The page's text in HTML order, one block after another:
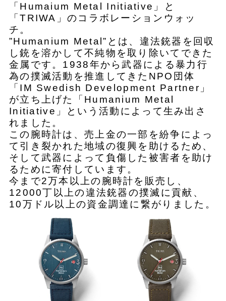
「Humaium Metal Initiative」と
「TRIWA」のコラボレーションウォッ
チ。
”Humanium Metal”とは、違法銃器を回収
し銃を溶かして不純物を取り除いてできた
金属です。1938年から武器による暴力行
為の撲滅活動を推進してきたNPO団体
「IM Swedish Development Partner」
が立ち上げた「Humanium Metal
Initiative」という活動によって生み出さ
れました。
この腕時計は、売上金の一部を紛争によっ
て引き裂かれた地域の復興を助けるため、
そして武器によって負傷した被害者を助け
るために寄付しています。
今まで2万本以上の腕時計を販売し、
12000丁以上の違法銃器の撲滅に貢献、
10万ドル以上の資金調達に繋がりました。